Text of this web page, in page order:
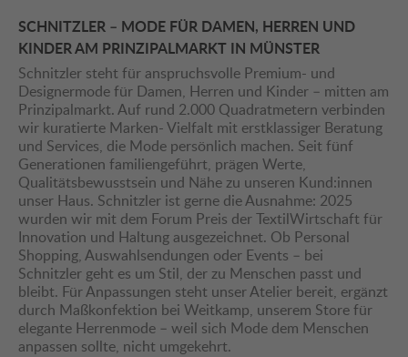
SCHNITZLER – MODE FÜR DAMEN, HERREN UND
KINDER AM PRINZIPALMARKT IN MÜNSTER
Schnitzler steht für anspruchsvolle Premium- und
Designermode für Damen, Herren und Kinder – mitten am
Prinzipalmarkt. Auf rund 2.000 Quadratmetern verbinden
wir kuratierte Marken- Vielfalt mit erstklassiger Beratung
und Services, die Mode persönlich machen. Seit fünf
Generationen familiengeführt, prägen Werte,
Qualitätsbewusstsein und Nähe zu unseren Kund:innen
unser Haus. Schnitzler ist gerne die Ausnahme: 2025
wurden wir mit dem Forum Preis der TextilWirtschaft für
Innovation und Haltung ausgezeichnet. Ob Personal
Shopping, Auswahlsendungen oder Events – bei
Schnitzler geht es um Stil, der zu Menschen passt und
bleibt. Für Anpassungen steht unser Atelier bereit, ergänzt
durch Maßkonfektion bei Weitkamp, unserem Store für
elegante Herrenmode – weil sich Mode dem Menschen
anpassen sollte, nicht umgekehrt.